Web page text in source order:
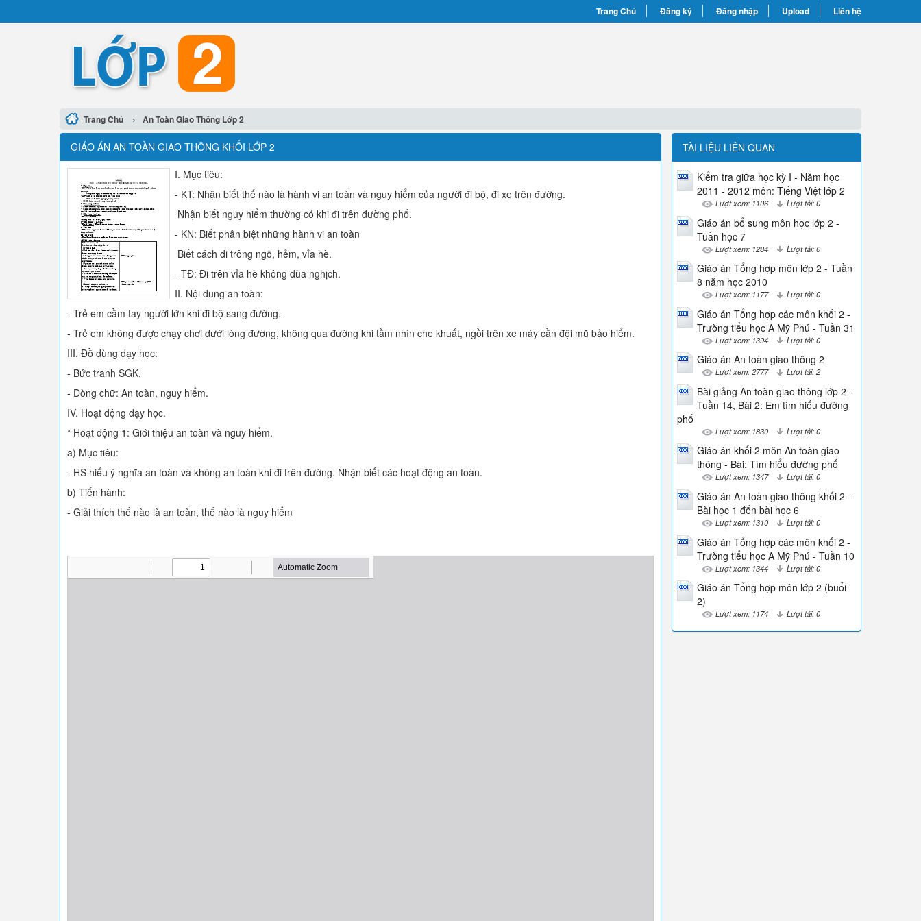
Trang Chủ Đăng ký Đăng nhập Upload Liên hệ
Trang Chủ › An Toàn Giao Thông Lớp 2
GIÁO ÁN AN TOÀN GIAO THÔNG KHỐI LỚP 2
I. Mục tiêu:
- KT: Nhận biết thế nào là hành vi an toàn và nguy hiểm của người đi bộ, đi xe trên đường.
Nhận biết nguy hiểm thường có khi đi trên đường phố.
- KN: Biết phân biệt những hành vi an toàn
Biết cách đi trông ngõ, hẻm, vỉa hè.
- TĐ: Đi trên vỉa hè không đùa nghịch.
II. Nội dung an toàn:
- Trẻ em cầm tay người lớn khi đi bộ sang đường.
- Trẻ em không được chạy chơi dưới lòng đường, không qua đường khi tầm nhìn che khuất, ngồi trên xe máy cần đội mũ bảo hiểm.
III. Đồ dùng dạy học:
- Bức tranh SGK.
- Dòng chữ: An toàn, nguy hiểm.
IV. Hoạt động dạy học.
* Hoạt động 1: Giới thiệu an toàn và nguy hiểm.
a) Mục tiêu:
- HS hiểu ý nghĩa an toàn và không an toàn khi đi trên đường. Nhận biết các hoạt động an toàn.
b) Tiến hành:
- Giải thích thế nào là an toàn, thế nào là nguy hiểm
TÀI LIỆU LIÊN QUAN
Kiểm tra giữa học kỳ I - Năm học
2011 - 2012 môn: Tiếng Việt lớp 2
Lượt xem: 1106 Lượt tải: 0
Giáo án bổ sung môn học lớp 2 -
Tuần học 7
Lượt xem: 1284 Lượt tải: 0
Giáo án Tổng hợp môn lớp 2 - Tuần
8 năm học 2010
Lượt xem: 1177 Lượt tải: 0
Giáo án Tổng hợp các môn khối 2 -
Trường tiểu học A Mỹ Phú - Tuần 31
Lượt xem: 1394 Lượt tải: 0
Giáo án An toàn giao thông 2
Lượt xem: 2777 Lượt tải: 2
Bài giảng An toàn giao thông lớp 2 -
Tuần 14, Bài 2: Em tìm hiểu đường
phố
Lượt xem: 1830 Lượt tải: 0
Giáo án khối 2 môn An toàn giao
thông - Bài: Tìm hiểu đường phố
Lượt xem: 1347 Lượt tải: 0
Giáo án An toàn giao thông khối 2 -
Bài học 1 đến bài học 6
Lượt xem: 1310 Lượt tải: 0
Giáo án Tổng hợp các môn khối 2 -
Trường tiểu học A Mỹ Phú - Tuần 10
Lượt xem: 1344 Lượt tải: 0
Giáo án Tổng hợp môn lớp 2 (buổi
2)
Lượt xem: 1174 Lượt tải: 0